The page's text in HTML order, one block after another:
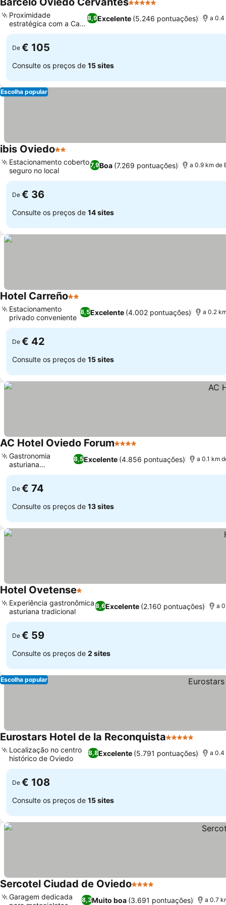
5 Estrelas
8,9Excelente (5.246 pontuações)
Proximidade
estratégica com a Calle
Uria
a 0.4
De € 105
Consulte os preços de 15 sites
Escolha popular
ibis Oviedo2 Estrelas
7,9Boa (7.269 pontuações)
Estacionamento coberto
seguro no local
a 0.9 km de
De € 36
Consulte os preços de 14 sites
Hotel Carreño2 Estrelas
8,5Excelente (4.002 pontuações)
Estacionamento
privado conveniente
a 0.2
De € 42
Consulte os preços de 15 sites
AC Hotel Oviedo Forum4 Estrelas
8,5Excelente (4.856 pontuações)
Gastronomia
asturiana
inovadora
a 0.1 km
De € 74
Consulte os preços de 13 sites
Hotel Ovetense1 Estrelas
8,6Excelente (2.160 pontuações)
Experiência gastronômica
asturiana tradicional
a
De € 59
Consulte os preços de 2 sites
Escolha popular
Eurostars Hotel de la Reconquista5 Estrelas
8,8Excelente (5.791 pontuações)
Localização no centro
histórico de Oviedo
a 0.4
De € 108
Consulte os preços de 15 sites
Sercotel Ciudad de Oviedo4 Estrelas
8,3Muito boa (3.691 pontuações)
Garagem dedicada
a 0.7